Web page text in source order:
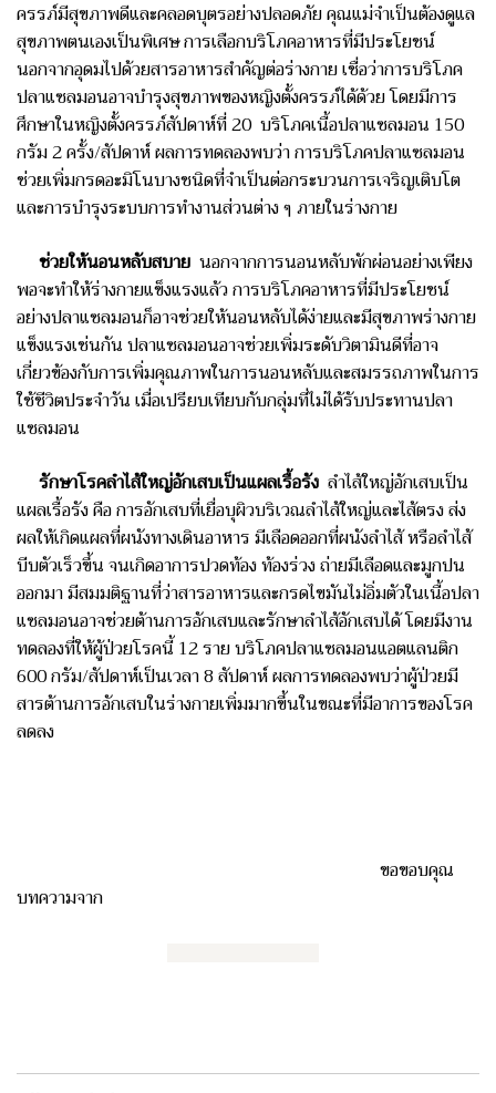
ครรภ์มีสุขภาพดีและคลอดบุตรอย่างปลอดภัย คุณแม่จำเป็นต้องดูแล
สุขภาพตนเองเป็นพิเศษการเลือกบริโภคอาหารที่มีประโยชน์
นอกจากอุดมไปด้วยสารอาหารสำคัญต่อร่างกาย เชื่อว่าการบริโภค
ปลาแซลมอนอาจบำรุงสุขภาพของหญิงตั้งครรภ์ได้ด้วย โดยมีการ
ศึกษาในหญิงตั้งครรภ์สัปดาห์ที่ 20 บริโภคเนื้อปลาแซลมอน 150
กรัม 2 ครั้ง/สัปดาห์ ผลการทดลองพบว่า การบริโภคปลาแซลมอน
ช่วยเพิ่มกรดอะมิโนบางชนิดที่จำเป็นต่อกระบวนการเจริญเติบโต
และการบำรุงระบบการทำงานส่วนต่าง ๆ ภายในร่างกาย
ช่วยให้นอนหลับสบาย นอกจากการนอนหลับพักผ่อนอย่างเพียง
พอจะทำให้ร่างกายแข็งแรงแล้ว การบริโภคอาหารที่มีประโยชน์
อย่างปลาแซลมอนก็อาจช่วยให้นอนหลับได้ง่ายและมีสุขภาพร่างกาย
แข็งแรงเช่นกัน ปลาแซลมอนอาจช่วยเพิ่มระดับวิตามินดีที่อาจ
เกี่ยวข้องกับการเพิ่มคุณภาพในการนอนหลับและสมรรถภาพในการ
ใช้ชีวิตประจำวัน เมื่อเปรียบเทียบกับกลุ่มที่ไม่ได้รับประทานปลา
แซลมอน
รักษาโรคลำไส้ใหญ่อักเสบเป็นแผลเรื้อรัง ลำไส้ใหญ่อักเสบเป็น
แผลเรื้อรัง คือ การอักเสบที่เยื่อบุผิวบริเวณลำไส้ใหญ่และไส้ตรง ส่ง
ผลให้เกิดแผลที่ผนังทางเดินอาหาร มีเลือดออกที่ผนังลำไส้ หรือลำไส้
บีบตัวเร็วขึ้น จนเกิดอาการปวดท้อง ท้องร่วง ถ่ายมีเลือดและมูกปน
ออกมา มีสมมติฐานที่ว่าสารอาหารและกรดไขมันไม่อิ่มตัวในเนื้อปลา
แซลมอนอาจช่วยต้านการอักเสบและรักษาลำไส้อักเสบได้ โดยมีงาน
ทดลองที่ให้ผู้ป่วยโรคนี้ 12 ราย บริโภคปลาแซลมอนแอตแลนติก
600 กรัม/สัปดาห์เป็นเวลา 8 สัปดาห์ ผลการทดลองพบว่าผู้ป่วยมี
สารต้านการอักเสบในร่างกายเพิ่มมากขึ้นในขณะที่มีอาการของโรค
ลดลง
ขอขอบคุณ
บทความจาก